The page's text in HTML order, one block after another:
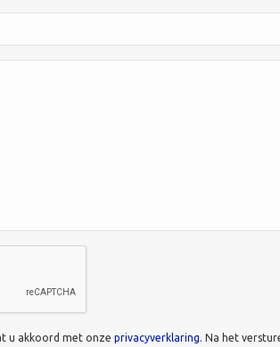
u akkoord met onze privacyverklaring. Na het